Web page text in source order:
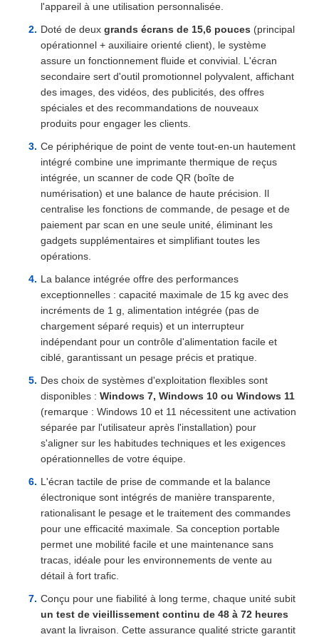
l'appareil à une utilisation personnalisée.
Doté de deux grands écrans de 15,6 pouces (principal
opérationnel + auxiliaire orienté client), le système
assure un fonctionnement fluide et convivial. L'écran
secondaire sert d'outil promotionnel polyvalent, affichant
des images, des vidéos, des publicités, des offres
spéciales et des recommandations de nouveaux
produits pour engager les clients.
Ce périphérique de point de vente tout-en-un hautement
intégré combine une imprimante thermique de reçus
intégrée, un scanner de code QR (boîte de
numérisation) et une balance de haute précision. Il
centralise les fonctions de commande, de pesage et de
paiement par scan en une seule unité, éliminant les
gadgets supplémentaires et simplifiant toutes les
opérations.
La balance intégrée offre des performances
exceptionnelles : capacité maximale de 15 kg avec des
incréments de 1 g, alimentation intégrée (pas de
chargement séparé requis) et un interrupteur
indépendant pour un contrôle d'alimentation facile et
ciblé, garantissant un pesage précis et pratique.
Des choix de systèmes d'exploitation flexibles sont
disponibles : Windows 7, Windows 10 ou Windows 11
(remarque : Windows 10 et 11 nécessitent une activation
séparée par l'utilisateur après l'installation) pour
s'aligner sur les habitudes techniques et les exigences
opérationnelles de votre équipe.
L'écran tactile de prise de commande et la balance
électronique sont intégrés de manière transparente,
rationalisant le pesage et le traitement des commandes
pour une efficacité maximale. Sa conception portable
permet une mobilité facile et une maintenance sans
tracas, idéale pour les environnements de vente au
détail à fort trafic.
Conçu pour une fiabilité à long terme, chaque unité subit
un test de vieillissement continu de 48 à 72 heures
avant la livraison. Cette assurance qualité stricte garantit